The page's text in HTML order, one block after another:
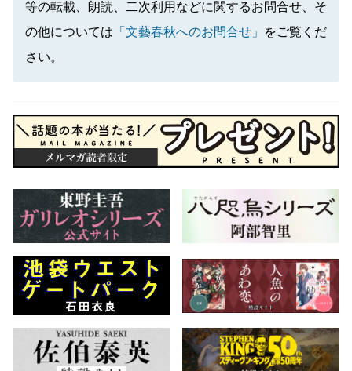
等の転載、朗読、二次利用などに関するお問合せ、そ
の他については 「文藝春秋へのお問合せ」
をご覧くだ
さい。